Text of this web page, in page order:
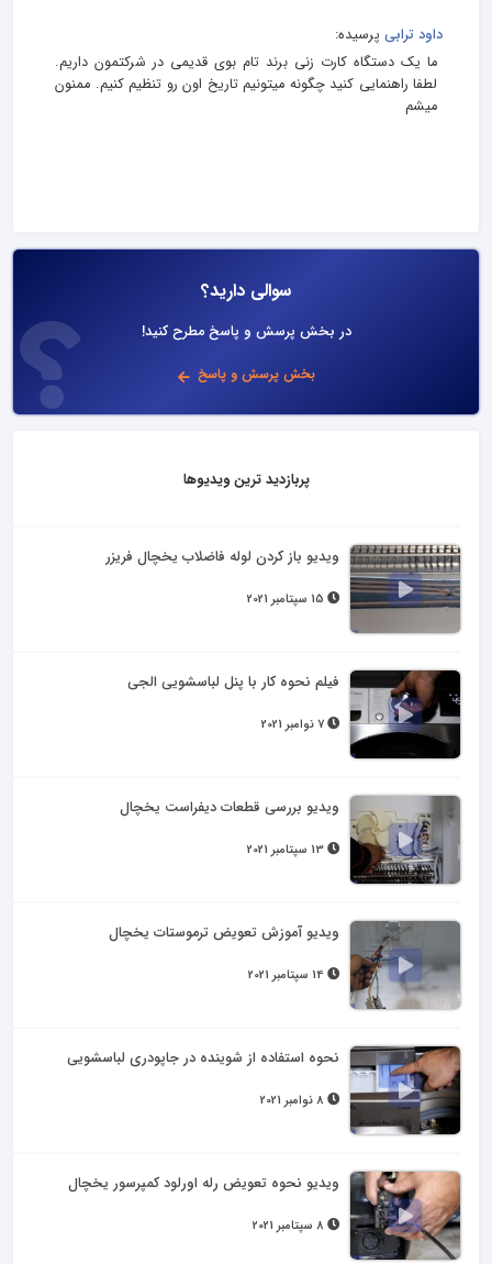
داود ترابی پرسیده:
ما یک دستگاه کارت زنی برند تام بوی قدیمی در شرکتمون داریم.
لطفا راهنمایی کنید چگونه میتونیم تاریخ اون رو تنظیم کنیم. ممنون
میشم
سوالی دارید؟
در بخش پرسش و پاسخ مطرح کنید!
بخش پرسش و پاسخ
پربازدید ترین ویدیوها
ویدیو باز کردن لوله فاضلاب یخچال فریزر
فیلم نحوه کار با پنل لباسشویی الجی
ویدیو بررسی قطعات دیفراست یخچال
ویدیو آموزش تعویض ترموستات یخچال
نحوه استفاده از شوینده در جاپودری لباسشویی
ویدیو نحوه تعویض رله اورلود کمپرسور یخچال